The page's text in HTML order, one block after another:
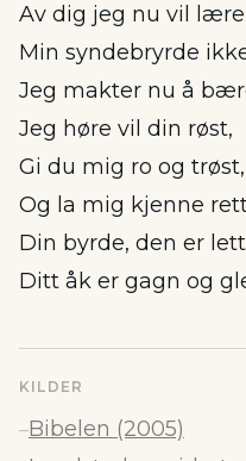
Av dig jeg nu vil
Min syndebryrde
Jeg makter nu å
Jeg høre vil din røst,
Gi du mig ro og trøst,
Og la mig kjenne
Din byrde, den er
Ditt åk er gagn og
KILDER
–Bibelen (2005)